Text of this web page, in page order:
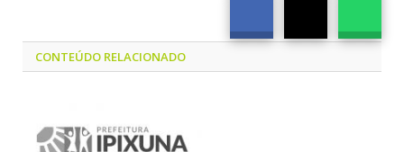
CONTEÚDO RELACIONADO